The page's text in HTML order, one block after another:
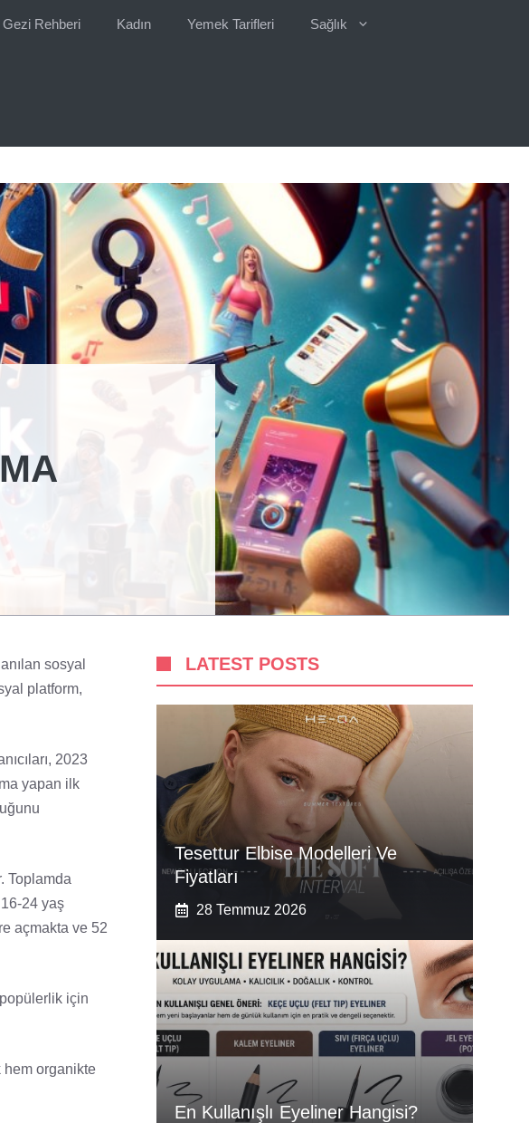
Gezi Rehberi Kadın Yemek Tarifleri Sağlık
sosyal
platform,
2023
yapan ilk
Toplamda
24 yaş
açmakta ve 52
için
hem organikte
LATEST POSTS
Tesettur Elbise Modelleri Ve
Fiyatları
28 Temmuz 2026
En Kullanışlı Eyeliner Hangisi?